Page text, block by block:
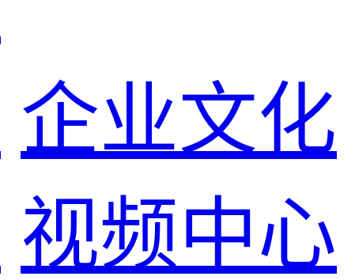
企业文化
视频中心